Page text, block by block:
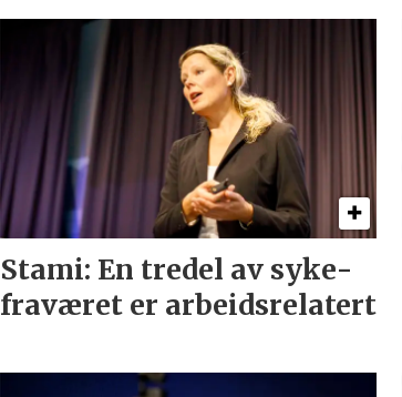
Stami: En tredel av syke­
fraværet er arbeidsrelatert